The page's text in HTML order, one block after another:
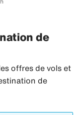
de
offres de vols et
de